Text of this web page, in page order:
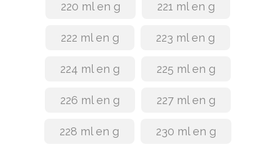
220 ml en g 221 ml en g
222 ml en g 223 ml en g
224 ml en g 225 ml en g
226 ml en g 227 ml en g
228 ml en g 230 ml en g